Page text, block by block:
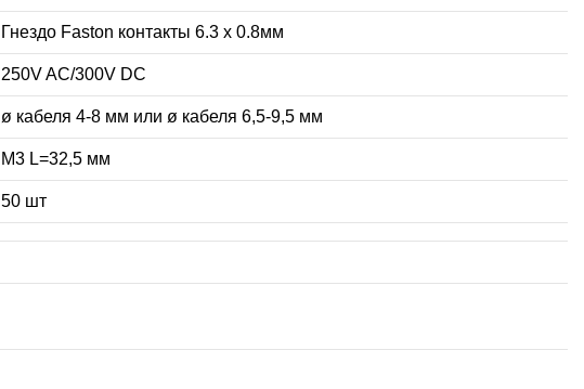
Гнездо Faston контакты 6.3 x 0.8мм
250V AC/300V DC
ø кабеля 4-8 мм или ø кабеля 6,5-9,5 мм
М3 L=32,5 мм
50 шт